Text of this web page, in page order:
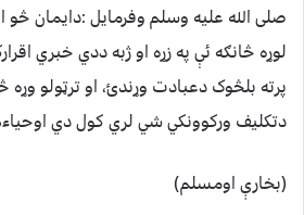
صلی الله عليه وسلم وفرمايل :دايمان څو
لوړه څانګه ئې په زړه او ژبه ددي خبري
پرته بلڅوک دعبادت وړندئ، او ترټولو
دتکليف ورکوونکي شي لري کول دي
(بخارې اومسلم)